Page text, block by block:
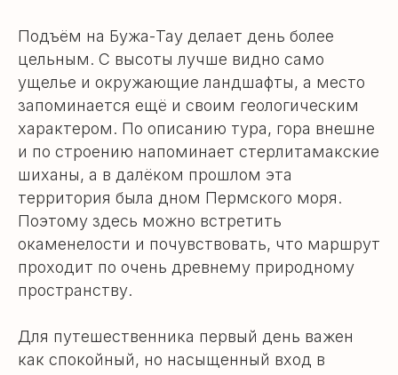
Подъём на Бужа-Тау делает день более
цельным. С высоты лучше видно само
ущелье и окружающие ландшафты, а место
запоминается ещё и своим геологическим
характером. По описанию тура, гора внешне
и по строению напоминает стерлитамакские
шиханы, а в далёком прошлом эта
территория была дном Пермского моря.
Поэтому здесь можно встретить
окаменелости и почувствовать, что маршрут
проходит по очень древнему природному
пространству.
Для путешественника первый день важен
как спокойный, но насыщенный вход в